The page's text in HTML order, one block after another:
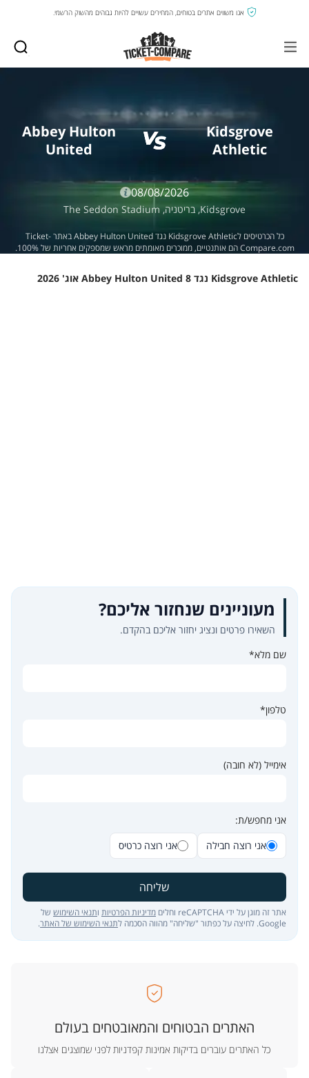
אנו משווים אתרים בטוחים, המחירים עשויים להיות גבוהים מהשוק הרשמי.
Kidsgrove
Athletic
Abbey Hulton
United
08/08/2026
Kidsgrove, בריטניה, The Seddon Stadium
כל הכרטיסים לKidsgrove Athletic נגד Abbey Hulton United באתר Ticket-
Compare.com הם אותנטיים, ממוכרים מאומתים מראש שמספקים אחריות של 100%.
Kidsgrove Athletic נגד Abbey Hulton United 8 אוג' 2026
מעוניינים שנחזור אליכם?
השאירו פרטים ונציג יחזור אליכם בהקדם.
שם מלא*
טלפון*
אימייל (לא חובה)
אני מחפש/ת:
אני רוצה חבילה
אני רוצה כרטיס
שליחה
אתר זה מוגן על ידי reCAPTCHA וחלים מדיניות הפרטיות ותנאי השימוש של
Google. לחיצה על כפתור "שליחה" מהווה הסכמה ל
תנאי השימוש של האתר.
האתרים הבטוחים והמאובטחים בעולם
כל האתרים עוברים בדיקות אמינות קפדניות לפני שמוצגים אצלנו